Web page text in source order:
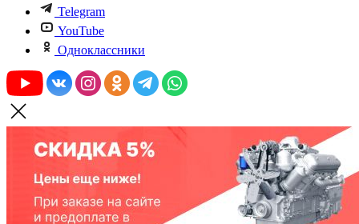
Telegram
YouTube
Одноклассники